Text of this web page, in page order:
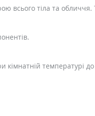
всього тіла та
кімнатній температурі до